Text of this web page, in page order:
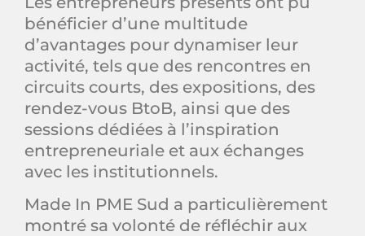
bénéficier d’une multitude
d’avantages pour dynamiser leur
activité, tels que des rencontres en
circuits courts, des expositions, des
rendez-vous BtoB, ainsi que des
sessions dédiées à l’inspiration
entrepreneuriale et aux échanges
avec les institutionnels.
Made In PME Sud a particulièrement
montré sa volonté de réfléchir aux